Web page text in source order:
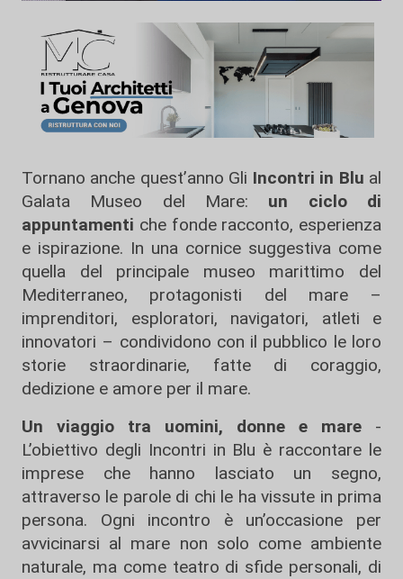
Tornano anche quest’anno Gli Incontri in Blu al
Galata Museo del Mare: un ciclo di
appuntamenti che fonde racconto, esperienza
e ispirazione. In una cornice suggestiva come
quella del principale museo marittimo del
Mediterraneo, protagonisti del mare –
imprenditori, esploratori, navigatori, atleti e
innovatori – condividono con il pubblico le loro
storie straordinarie, fatte di coraggio,
dedizione e amore per il mare.
Un viaggio tra uomini, donne e mare -
L’obiettivo degli Incontri in Blu è raccontare le
imprese che hanno lasciato un segno,
attraverso le parole di chi le ha vissute in prima
persona. Ogni incontro è un’occasione per
avvicinarsi al mare non solo come ambiente
naturale, ma come teatro di sfide personali, di